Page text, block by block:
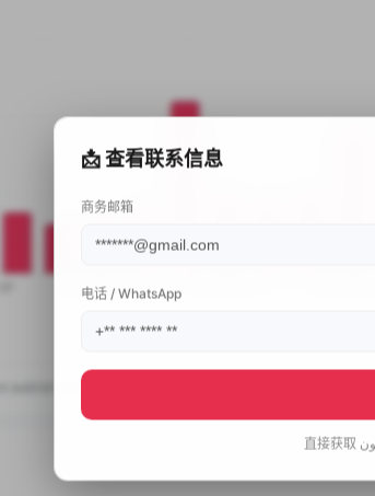
📩 查看联系信息
商务邮箱
电话 / WhatsApp
直接获取